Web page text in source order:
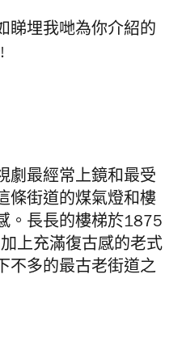
睇埋我哋為你介紹的
劇最經常上鏡和最受
條街道的煤氣燈和樓
。長長的樓梯於1875
上充滿復古感的老式
不多的最古老街道之